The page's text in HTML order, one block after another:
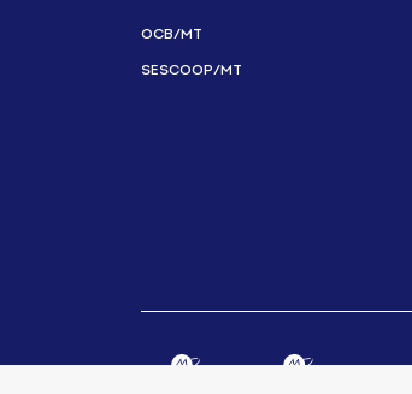
OCB/MT
SESCOOP/MT